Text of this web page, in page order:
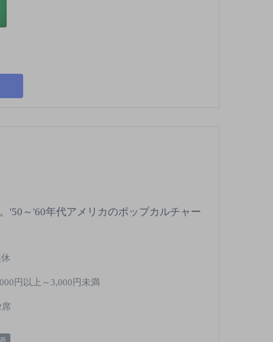
'50～'60年代アメリカのポップカルチャー
円以上～3,000円未満
席